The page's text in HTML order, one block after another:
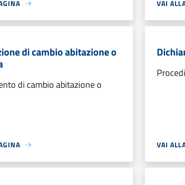
VAI
di cambio abitazione o
di cambio abitazione o
VAI